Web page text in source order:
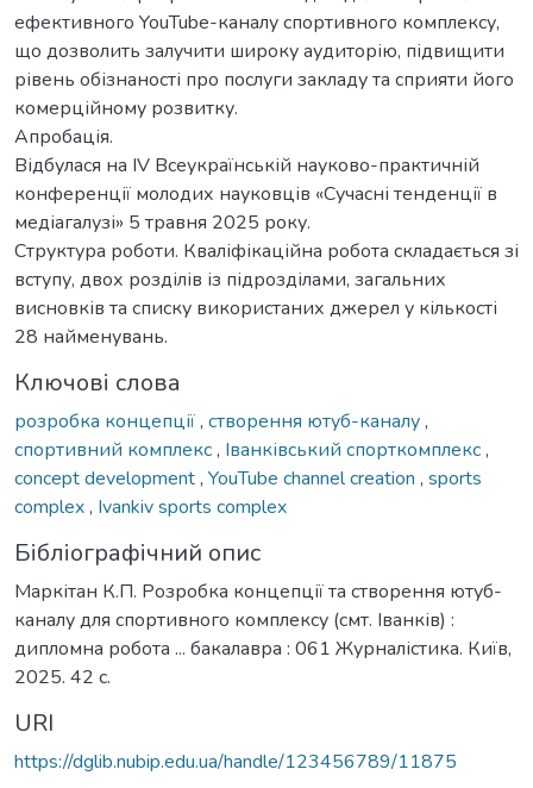
ефективного YouTube-каналу спортивного комплексу,
що дозволить залучити широку аудиторію, підвищити
рівень обізнаності про послуги закладу та сприяти його
комерційному розвитку.
Апробація.
Відбулася на ІV Всеукраїнській науково-практичній
конференції молодих науковців «Сучасні тенденції в
медіагалузі» 5 травня 2025 року.
Структура роботи. Кваліфікаційна робота складається зі
вступу, двох розділів із підрозділами, загальних
висновків та списку використаних джерел у кількості
28 найменувань.
Ключові слова
розробка концепції, створення ютуб-каналу,
спортивний комплекс, Іванківський спорткомплекс,
concept development, YouTube channel creation , sports
complex, Ivankiv sports complex
Бібліографічний опис
Маркітан К.П. Розробка концепції та створення ютуб-
каналу для спортивного комплексу (смт. Іванків) :
дипломна робота ... бакалавра : 061 Журналістика. Київ,
2025. 42 с.
URI
https://dglib.nubip.edu.ua/handle/123456789/11875